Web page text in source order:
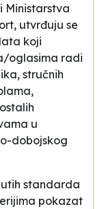
Ministarstva
utvrđuju se
koji
oglasima radi
stručnih
u
dobojskog
standarda
pokazat